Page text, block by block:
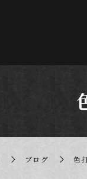
ブログ 色